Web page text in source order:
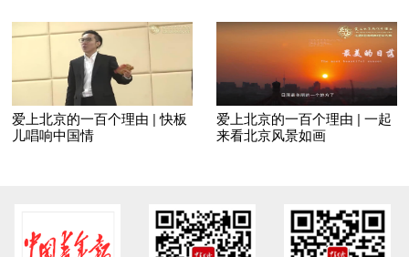
爱上北京的一百个理由 | 快板
儿唱响中国情
爱上北京的一百个理由 | 一起
来看北京风景如画